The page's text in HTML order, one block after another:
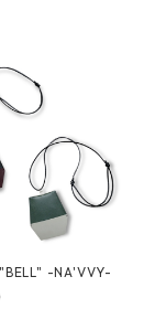
-NA'VVY-